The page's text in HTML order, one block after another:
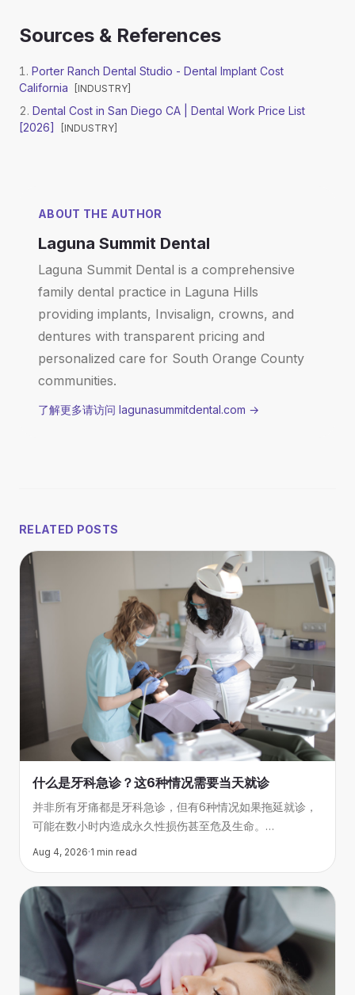
Sources & References
Porter Ranch Dental Studio - Dental Implant Cost
California
[INDUSTRY]
Dental Cost in San Diego CA | Dental Work Price List
[2026]
[INDUSTRY]
ABOUT THE AUTHOR
Laguna Summit Dental
Laguna Summit Dental is a comprehensive
family dental practice in Laguna Hills
providing implants, Invisalign, crowns, and
dentures with transparent pricing and
personalized care for South Orange County
communities.
了解更多请访问 lagunasummitdental.com →
RELATED POSTS
什么是牙科急诊？这6种情况需要当天就诊
并非所有牙痛都是牙科急诊，但有6种情况如果拖延就诊，
可能在数小时内造成永久性损伤甚至危及生命。
Aug 4, 2026·1 min read